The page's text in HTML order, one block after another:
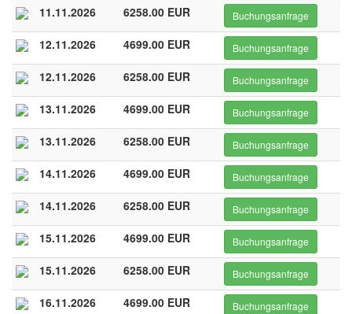
11.11.2026 6258.00 EUR Buchungsanfrage
12.11.2026 4699.00 EUR Buchungsanfrage
12.11.2026 6258.00 EUR Buchungsanfrage
13.11.2026 4699.00 EUR Buchungsanfrage
13.11.2026 6258.00 EUR Buchungsanfrage
14.11.2026 4699.00 EUR Buchungsanfrage
14.11.2026 6258.00 EUR Buchungsanfrage
15.11.2026 4699.00 EUR Buchungsanfrage
15.11.2026 6258.00 EUR Buchungsanfrage
16.11.2026 4699.00 EUR Buchungsanfrage